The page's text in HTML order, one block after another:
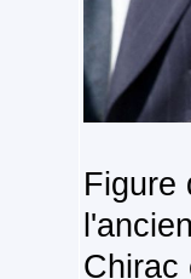
Figure
Chirac